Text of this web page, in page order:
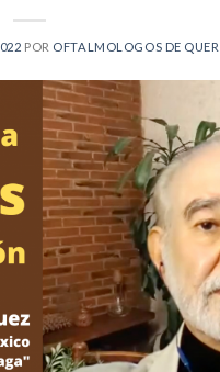
POR OFTALMOLOGOS DE